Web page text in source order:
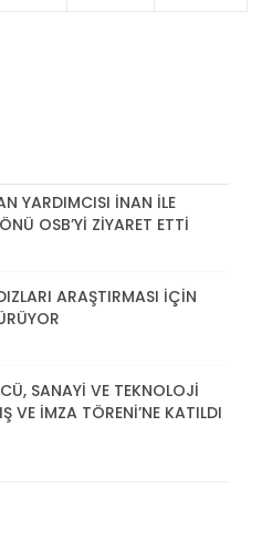
YARDIMCISI İNAN İLE
OSB’Yİ ZİYARET ETTİ
ARAŞTIRMASI İÇİN
SANAYİ VE TEKNOLOJİ
VE İMZA TÖRENİ’NE KATILDI